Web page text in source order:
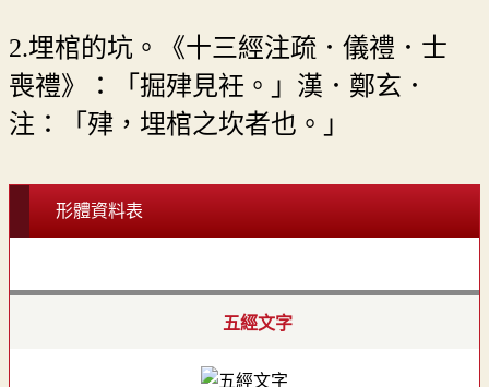
2.埋棺的坑。《十三經注疏．儀禮．士
喪禮》：「掘肂見衽。」漢．鄭玄．
注：「肂，埋棺之坎者也。」
形體資料表
五經文字